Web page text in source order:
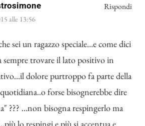
alle 13:56
sei un ragazzo speciale…e come dici
trovare il lato positivo in
dolore purtroppo fa parte della
forse bisognerebbe dire
??? …non bisogna respingerlo ma
Rispondi